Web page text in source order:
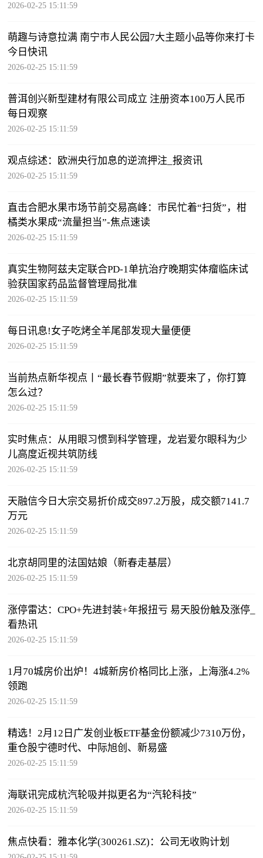
2026-02-25 15:11:59
萌趣与诗意拉满 南宁市人民公园7大主题小品等你来打卡
今日快讯
2026-02-25 15:11:59
普洱创兴新型建材有限公司成立 注册资本100万人民币
每日观察
2026-02-25 15:11:59
观点综述：欧洲央行加息的逆流押注_报资讯
2026-02-25 15:11:59
直击合肥水果市场节前交易高峰：市民忙着“扫货”，柑
橘类水果成“流量担当”-焦点速读
2026-02-25 15:11:59
真实生物阿兹夫定联合PD-1单抗治疗晚期实体瘤临床试
验获国家药品监督管理局批准
2026-02-25 15:11:59
每日讯息!女子吃烤全羊尾部发现大量便便
2026-02-25 15:11:59
当前热点新华视点丨“最长春节假期”就要来了，你打算
怎么过？
2026-02-25 15:11:59
实时焦点：从用眼习惯到科学管理，龙岩爱尔眼科为少
儿高度近视共筑防线
2026-02-25 15:11:59
天融信今日大宗交易折价成交897.2万股，成交额7141.7
万元
2026-02-25 15:11:59
北京胡同里的法国姑娘（新春走基层）
2026-02-25 15:11:59
涨停雷达：CPO+先进封装+年报扭亏 易天股份触及涨停_
看热讯
2026-02-25 15:11:59
1月70城房价出炉！4城新房价格同比上涨，上海涨4.2%
领跑
2026-02-25 15:11:59
精选！2月12日广发创业板ETF基金份额减少7310万份，
重仓股宁德时代、中际旭创、新易盛
2026-02-25 15:11:59
海联讯完成杭汽轮吸并拟更名为“汽轮科技”
2026-02-25 15:11:59
焦点快看：雅本化学(300261.SZ)：公司无收购计划